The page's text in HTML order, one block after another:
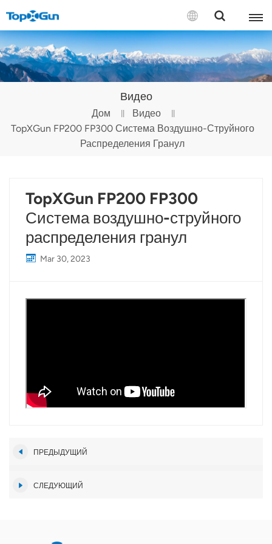
СВЯЗАТЬСЯ С НАМИ
English
Русский
Tiếng Việt
Видео
Дом
Видео
TopXGun FP200 FP300 Система Воздушно-Струйного
Распределения Гранул
TopXGun FP200 FP300
Система воздушно-струйного
распределения гранул
Mar 30, 2023
ПРЕДЫДУЩИЙ
СЛЕДУЮЩИЙ